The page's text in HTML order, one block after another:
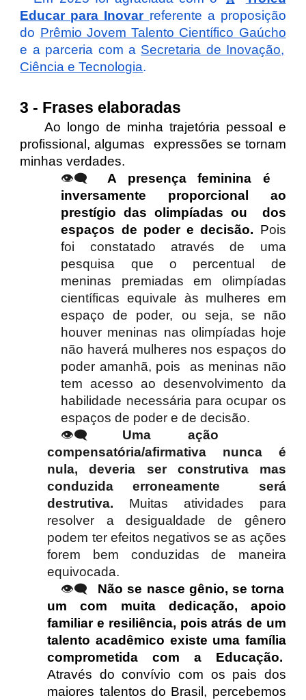
Educar para Inovar referente a proposição
do Prêmio Jovem Talento Científico Gaúcho
e a parceria com a Secretaria de Inovação,
Ciência e Tecnologia.
3 - Frases elaboradas
Ao longo de minha trajetória pessoal e
profissional, algumas expressões se tornam
minhas verdades.
👁️‍🗨️
A presença feminina é
inversamente proporcional ao
prestígio das olimpíadas ou dos
espaços de poder e decisão. Pois
foi constatado através de uma
pesquisa que o percentual de
meninas premiadas em olimpíadas
científicas equivale às mulheres em
espaço de poder,
ou seja, se não
houver meninas nas olimpíadas hoje
não haverá mulheres nos espaços do
poder amanhã, pois as meninas não
tem acesso ao desenvolvimento da
habilidade necessária para ocupar os
espaços de poder e de decisão.
👁️‍🗨️ Uma ação
compensatória/afirmativa nunca é
nula, deveria ser construtiva mas
conduzida erroneamente será
destrutiva. Muitas atividades para
resolver a desigualdade de gênero
podem ter efeitos negativos se as ações
forem bem conduzidas de maneira
equivocada.
👁️‍🗨️
Não se nasce gênio, se torna
um com muita dedicação, apoio
familiar e resiliência, pois atrás de um
talento acadêmico existe uma família
comprometida com a Educação.
Através do convívio com os pais dos
maiores talentos do Brasil, percebemos